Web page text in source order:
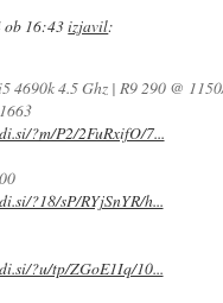
ob 16:43izjavil:
4690k 4.5 Ghz | R9 290 @
?m/P2/2FuRxifO/7...
?18/sP/RYjSnYR/h...
?u/tp/ZGoE1Iq/10...